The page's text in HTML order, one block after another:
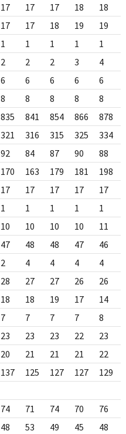
17 17 17 18 18
17 17 18 19 19
1 1 1 1 1
2 2 2 3 4
6 6 6 6 6
8 8 8 8 8
835 841 854 866 878
321 316 315 325 334
92 84 87 90 88
170 163 179 181 198
17 17 17 17 17
1 1 1 1 1
10 10 10 10 11
47 48 48 47 46
2 4 4 4 4
28 27 27 26 26
18 18 19 17 14
7 7 7 7 8
23 23 23 22 23
20 21 21 21 22
137 125 127 127 129
74 71 74 70 76
48 53 49 45 48